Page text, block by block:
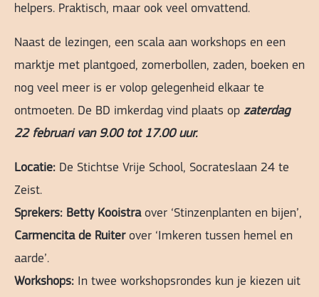
helpers. Praktisch, maar ook veel omvattend.
Naast de lezingen, een scala aan workshops en een
marktje met plantgoed, zomerbollen, zaden, boeken en
nog veel meer is er volop gelegenheid elkaar te
ontmoeten. De BD imkerdag vind plaats op zaterdag
22 februari van 9.00 tot 17.00 uur.
Locatie: De Stichtse Vrije School, Socrateslaan 24 te
Zeist.
Sprekers: Betty Kooistraover ‘Stinzenplanten en bijen’,
Carmencita de Ruiterover ‘Imkeren tussen hemel en
aarde’.
Workshops: In twee workshopsrondes kun je kiezen uit